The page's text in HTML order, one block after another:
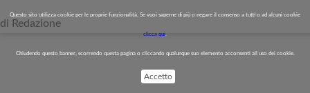
Questo sito utilizza cookie per le proprie funzionalità. Se vuoi saperne di più o negare il consenso a tutti o ad alcuni cookie
clicca qui.
Chiudendo questo banner, scorrendo questa pagina o cliccando qualunque suo elemento acconsenti all uso dei cookie.
Accetto
di Redazione